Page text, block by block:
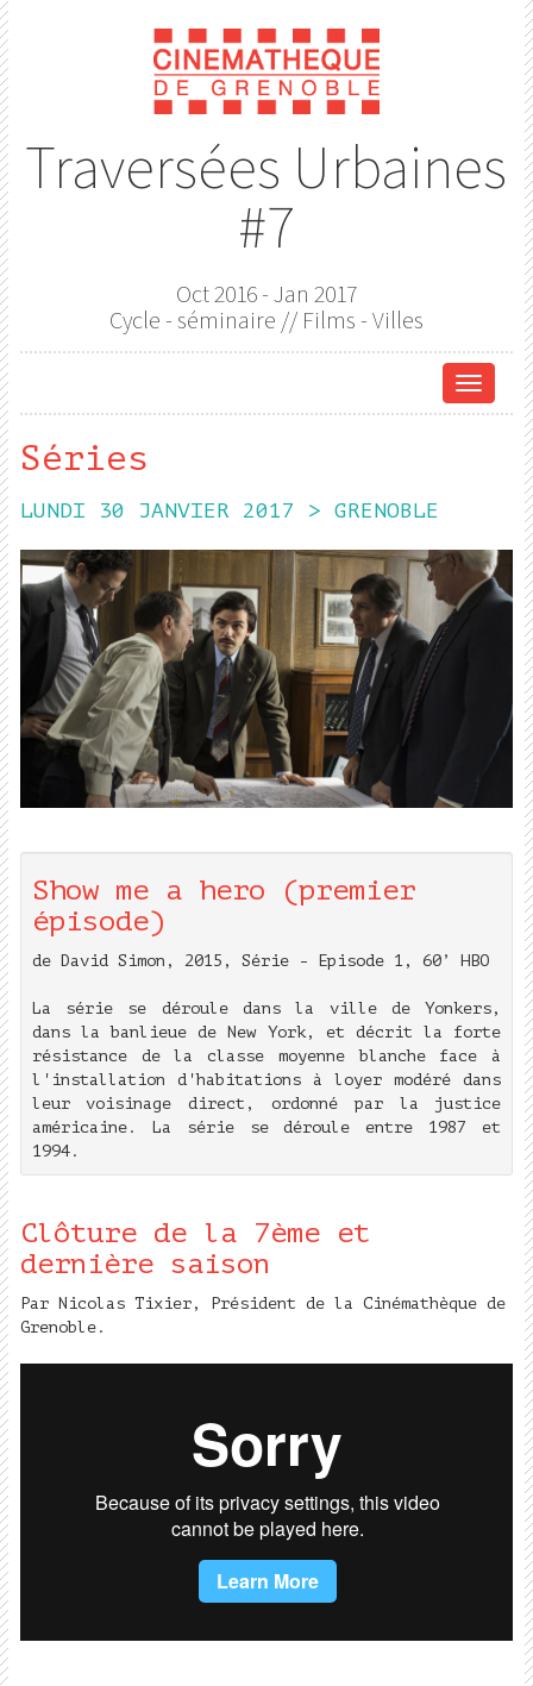
Traversées Urbaines
#7
Oct 2016 - Jan 2017
Cycle - séminaire // Films - Villes
le
Séries
LUNDI 30 JANVIER 2017 > GRENOBLE
Show me a hero (premier
épisode)
de David Simon, 2015, Série - Episode 1, 60’ HBO
La série se déroule dans la ville de Yonkers,
dans la banlieue de New York, et décrit la forte
résistance de la classe moyenne blanche face à
l'installation d'habitations à loyer modéré dans
leur voisinage direct, ordonné par la justice
américaine. La série se déroule entre 1987 et
1994.
Clôture de la 7ème et
dernière saison
Par Nicolas Tixier, Président de la Cinémathèque de
Grenoble.